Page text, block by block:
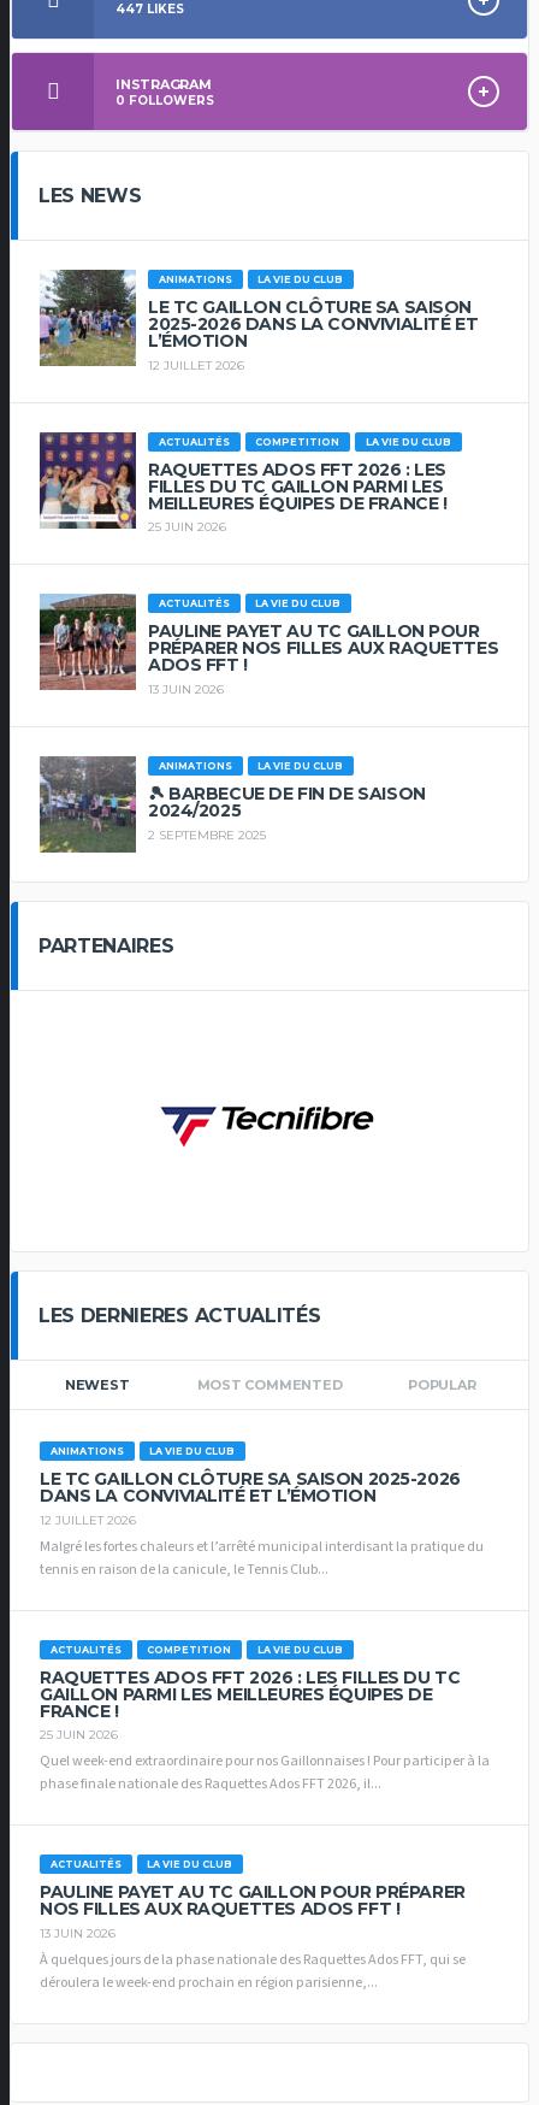
447 LIKES
INSTRAGRAM
0 FOLLOWERS
LES NEWS
ANIMATIONS LA VIE DU CLUB
LE TC GAILLON CLÔTURE SA SAISON
2025-2026 DANS LA CONVIVIALITÉ ET
L’ÉMOTION
12 JUILLET 2026
ACTUALITÉS COMPETITION LA VIE DU CLUB
RAQUETTES ADOS FFT 2026 : LES
FILLES DU TC GAILLON PARMI LES
MEILLEURES ÉQUIPES DE FRANCE !
25 JUIN 2026
ACTUALITÉS LA VIE DU CLUB
PAULINE PAYET AU TC GAILLON POUR
PRÉPARER NOS FILLES AUX RAQUETTES
ADOS FFT !
13 JUIN 2026
ANIMATIONS LA VIE DU CLUB
🎾 BARBECUE DE FIN DE SAISON
2024/2025
2 SEPTEMBRE 2025
PARTENAIRES
LES DERNIERES ACTUALITÉS
NEWEST MOST COMMENTED POPULAR
ANIMATIONS LA VIE DU CLUB
LE TC GAILLON CLÔTURE SA SAISON 2025-2026
DANS LA CONVIVIALITÉ ET L’ÉMOTION
12 JUILLET 2026
Malgré les fortes chaleurs et l’arrêté municipal interdisant la pratique du
tennis en raison de la canicule, le Tennis Club...
ACTUALITÉS COMPETITION LA VIE DU CLUB
RAQUETTES ADOS FFT 2026 : LES FILLES DU TC
GAILLON PARMI LES MEILLEURES ÉQUIPES DE
FRANCE !
25 JUIN 2026
Quel week-end extraordinaire pour nos Gaillonnaises ! Pour participer à la
phase finale nationale des Raquettes Ados FFT 2026, il...
ACTUALITÉS LA VIE DU CLUB
PAULINE PAYET AU TC GAILLON POUR PRÉPARER
NOS FILLES AUX RAQUETTES ADOS FFT !
13 JUIN 2026
À quelques jours de la phase nationale des Raquettes Ados FFT, qui se
déroulera le week-end prochain en région parisienne,...